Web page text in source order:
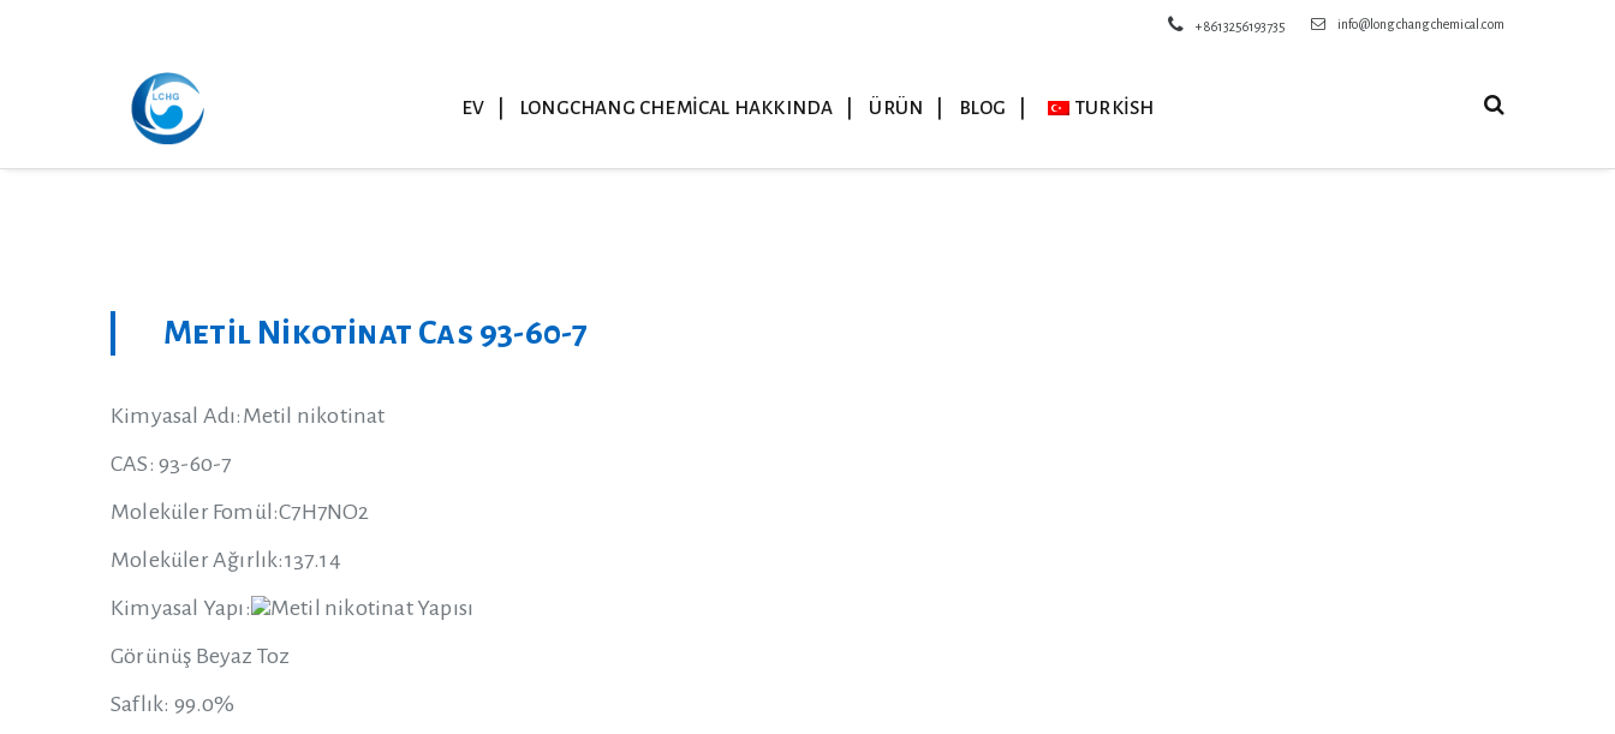
info@longchangchemical.com
+8613256193735
EV LONGCHANG CHEMICAL HAKKINDA ÜRÜN BLOG TURKISH
Metil Nikotinat Cas 93-60-7
Kimyasal Adı:Metil nikotinat
CAS: 93-60-7
Moleküler Fomül:C7H7NO2
Moleküler Ağırlık:137.14
Kimyasal Yapı:
Görünüş Beyaz Toz
Saflık: 99.0%